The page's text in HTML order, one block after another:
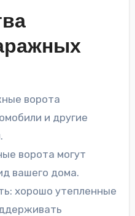
ворота
и другие
ворота могут
вашего дома.
хорошо утепленные